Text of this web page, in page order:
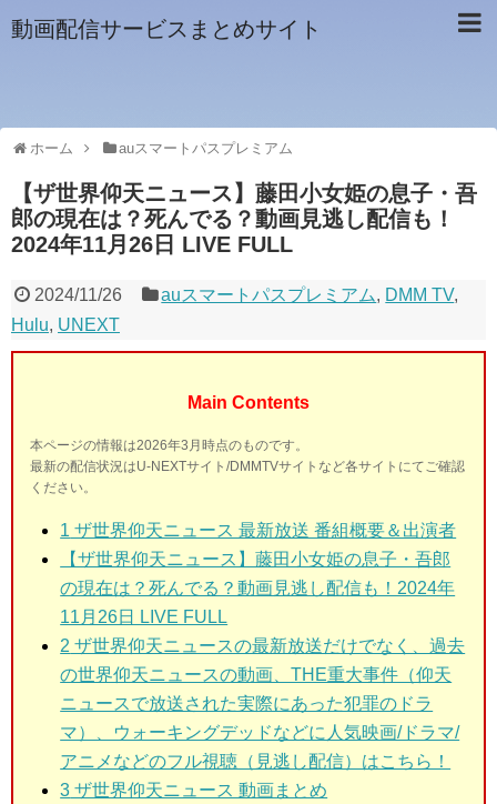
動画配信サービスまとめサイト
ホーム auスマートパスプレミアム
【ザ世界仰天ニュース】藤田小女姫の息子・吾
郎の現在は？死んでる？動画見逃し配信も！
2024年11月26日 LIVE FULL
2024/11/26 auスマートパスプレミアム, DMM TV,
Hulu, UNEXT
Main Contents
本ページの情報は2026年3月時点のものです。
最新の配信状況はU-NEXTサイト/DMMTVサイトなど各サイトにてご確認
ください。
1 ザ世界仰天ニュース 最新放送 番組概要＆出演者
【ザ世界仰天ニュース】藤田小女姫の息子・吾郎
の現在は？死んでる？動画見逃し配信も！2024年
11月26日 LIVE FULL
2 ザ世界仰天ニュースの最新放送だけでなく、過去
の世界仰天ニュースの動画、THE重大事件（仰天
ニュースで放送された実際にあった犯罪のドラ
マ）、ウォーキングデッドなどに人気映画/ドラマ/
アニメなどのフル視聴（見逃し配信）はこちら！
3 ザ世界仰天ニュース 動画まとめ